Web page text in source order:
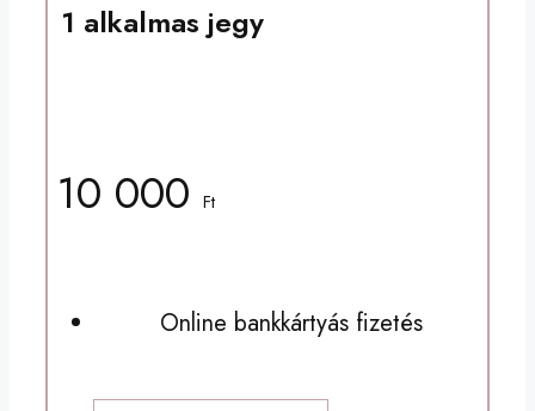
1 alkalmas jegy
10 000Ft
Online bankkártyás fizetés